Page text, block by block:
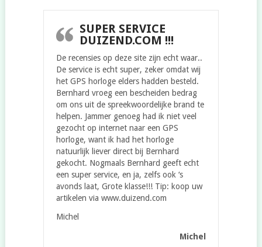
SUPER SERVICE
DUIZEND.COM !!!
De recensies op deze site zijn echt waar..
De service is echt super, zeker omdat wij
het GPS horloge elders hadden besteld.
Bernhard vroeg een bescheiden bedrag
om ons uit de spreekwoordelijke brand te
helpen. Jammer genoeg had ik niet veel
gezocht op internet naar een GPS
horloge, want ik had het horloge
natuurlijk liever direct bij Bernhard
gekocht. Nogmaals Bernhard geeft echt
een super service, en ja, zelfs ook ‘s
avonds laat, Grote klasse!!! Tip: koop uw
artikelen via www.duizend.com
Michel
Michel